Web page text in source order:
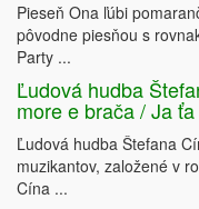
Pieseň Ona ľúbi
pôvodne piesňou s
Party ...
Ľudová hudba
more e brača / Ja
Ľudová hudba Štefana
muzikantov, založené v
Cína ...